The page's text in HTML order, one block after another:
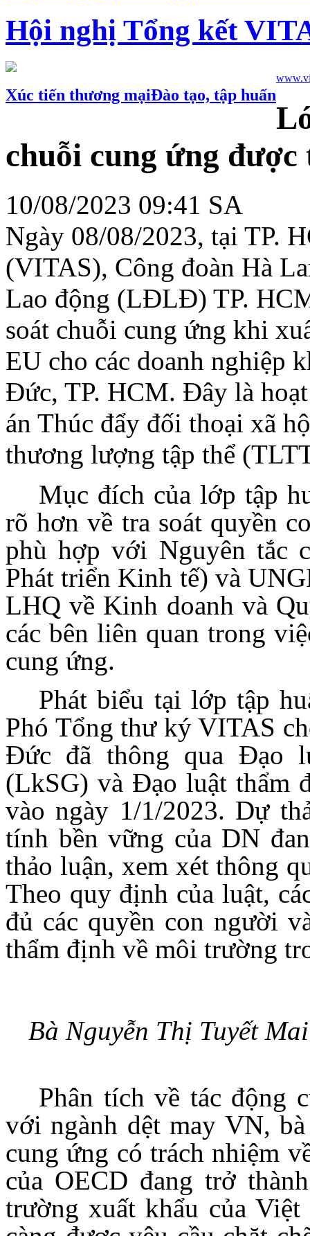
Hội nghị Tổng kết
Xúc tiến thương mạiĐào tạo, tập huấn
chuỗi cung ứng
10/08/2023 09:41 SA
Ngày 08/08/2023, tại TP.
(VITAS), Công đoàn Hà
Lao động (LĐLĐ) TP.
soát chuỗi cung ứng khi
EU cho các doanh nghiệp
Đức, TP. HCM. Đây là
án Thúc đẩy đối thoại xã
thương lượng tập thể
Mục đích của lớp tập
rõ hơn về tra soát quyền
phù hợp với Nguyên tắc
Phát triển Kinh tế) và
LHQ về Kinh doanh và
các bên liên quan trong
cung ứng.
Phát biểu tại lớp tập
Phó Tổng thư ký VITAS
Đức đã thông qua Đạo
(LkSG) và Đạo luật thẩm
vào ngày 1/1/2023. Dự
tính bền vững của DN
thảo luận, xem xét thông
Theo quy định của luật,
đủ các quyền con người
thẩm định về môi trường
Bà Nguyễn Thị Tuyết
Phân tích về tác động
với ngành dệt may VN,
cung ứng có trách nhiệm
của OECD đang trở
trường xuất khẩu của